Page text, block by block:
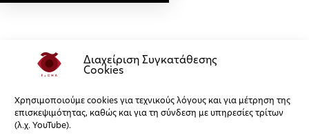
Διαχείριση Συγκατάθεσης
Cookies
Χρησιμοποιούμε cookies για τεχνικούς λόγους και για μέτρηση της
επισκεψιμότητας, καθώς και για τη σύνδεση με υπηρεσίες τρίτων
(λ.χ. YouTube).